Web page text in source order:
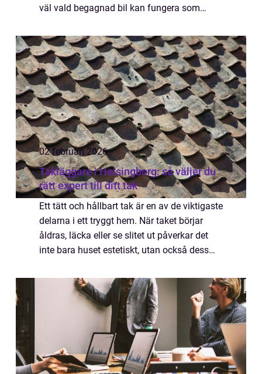
väl vald begagnad bil kan fungera som
02 februari 2026
Takläggare i Helsingborg: så väljer du
rätt expert till ditt tak
Ett tätt och hållbart tak är en av de viktigaste
delarna i ett tryggt hem. När taket börjar
åldras, läcka eller se slitet ut påverkar det
inte bara huset estetiskt, utan också dess